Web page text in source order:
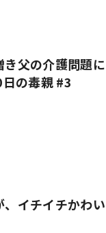
き父の介護問題に
の毒親 #3
、イチイチかわい